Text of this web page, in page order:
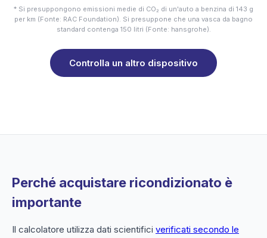
* Si presuppongono emissioni medie di CO₂ di un'auto a benzina di 143 g
per km (Fonte: RAC Foundation). Si presuppone che una vasca da bagno
standard contenga 150 litri (Fonte: hansgrohe).
Controlla un altro dispositivo
Perché acquistare ricondizionato è
importante
Il calcolatore utilizza dati scientifici verificati secondo le